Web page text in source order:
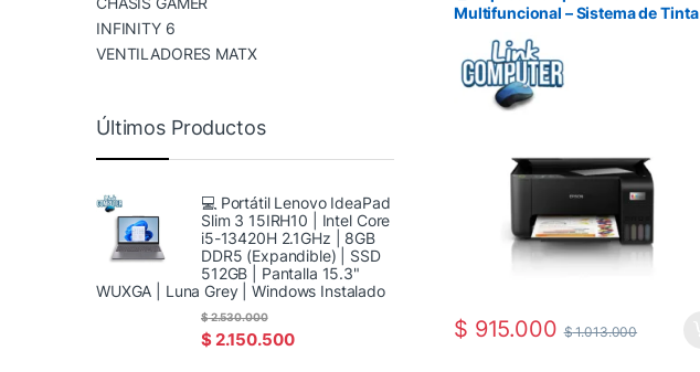
Multifuncional – Sistema de Tinta
$ 915.000 $1.013.000
INFINITY 6
VENTILADORES MATX
Últimos Productos
💻 Portátil Lenovo IdeaPad
Slim 3 15IRH10 | Intel Core
i5-13420H 2.1GHz | 8GB
DDR5 (Expandible) | SSD
512GB | Pantalla 15.3"
WUXGA | Luna Grey | Windows Instalado
$2.150.500
$2.530.000